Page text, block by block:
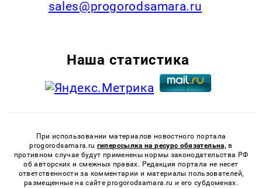
sales@progorodsamara.ru
Наша статистика
При использовании материалов новостного портала
progorodsamara.ru гиперссылка на ресурс обязательна, в
противном случае будут применены нормы законодательства РФ
об авторских и смежных правах. Редакция портала не несет
ответственности за комментарии и материалы пользователей,
размещенные на сайте progorodsamara.ru и его субдоменах.